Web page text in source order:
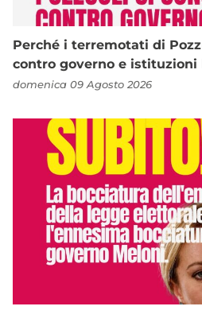
Perché i terremotati di
contro governo e istituzioni
domenica 09 Agosto 2026